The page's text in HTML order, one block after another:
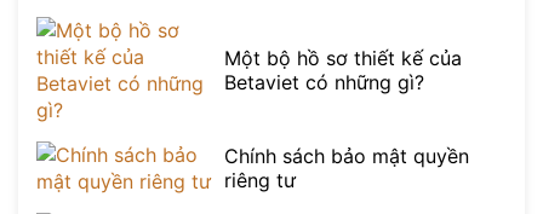
Một bộ hồ sơ thiết kế của
Betaviet có những gì?
Chính sách bảo mật quyền
riêng tư